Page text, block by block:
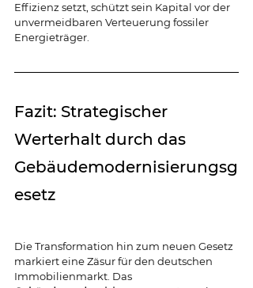
Effizienz setzt, schützt sein Kapital vor der
unvermeidbaren Verteuerung fossiler
Energieträger.
Fazit: Strategischer
Werterhalt durch das
Gebäudemodernisierungsg
esetz
Die Transformation hin zum neuen Gesetz
markiert eine Zäsur für den deutschen
Immobilienmarkt. Das